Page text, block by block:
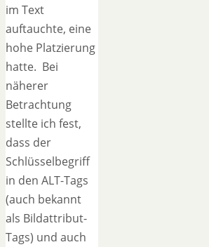
im Text
auftauchte, eine
hohe Platzierung
hatte. Bei
näherer
Betrachtung
stellte ich fest,
dass der
Schlüsselbegriff
in den ALT-Tags
(auch bekannt
als Bildattribut-
Tags) und auch